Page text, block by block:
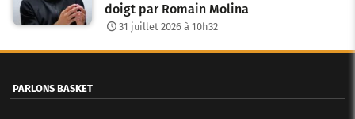
doigt par Romain Molina
31 juillet 2026 à 10h32
PARLONS BASKET